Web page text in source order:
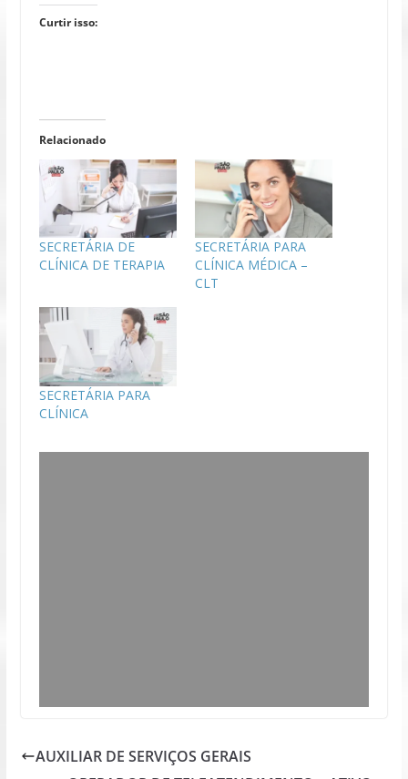
Curtir isso:
Relacionado
SECRETÁRIA DE
CLÍNICA DE TERAPIA
SECRETÁRIA PARA
CLÍNICA MÉDICA –
CLT
SECRETÁRIA PARA
CLÍNICA
AUXILIAR DE SERVIÇOS GERAIS